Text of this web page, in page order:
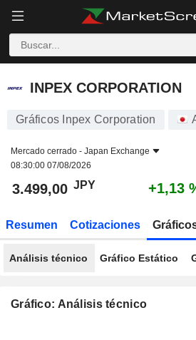
INPEX CORPORATION
INPEX CORPORATION
Gráficos Inpex Corporation
Mercado cerrado - Japan Exchange
08:30:00 07/08/2026
3.499,00 JPY +1,13
Resumen Cotizaciones
Análisis técnico Gráfico Estático
Gráfico: Análisis técnico